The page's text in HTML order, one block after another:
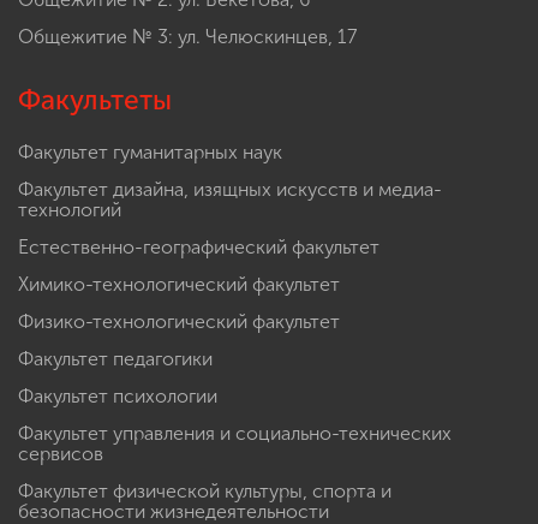
Общежитие № 3: ул. Челюскинцев, 17
Факультеты
Факультет гуманитарных наук
Факультет дизайна, изящных искусств и медиа-
технологий
Естественно-географический факультет
Химико-технологический факультет
Физико-технологический факультет
Факультет педагогики
Факультет психологии
Факультет управления и социально-технических
сервисов
Факультет физической культуры, спорта и
безопасности жизнедеятельности